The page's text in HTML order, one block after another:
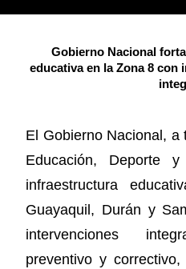
Gobierno Nacional
educativa en la Zona 8 con
El Gobierno Nacional,
Educación, Deporte
infraestructura
Guayaquil, Durán y
intervenciones
preventivo y